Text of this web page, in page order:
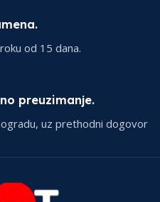
od 15 dana.
preuzimanje.
uz prethodni dogovor